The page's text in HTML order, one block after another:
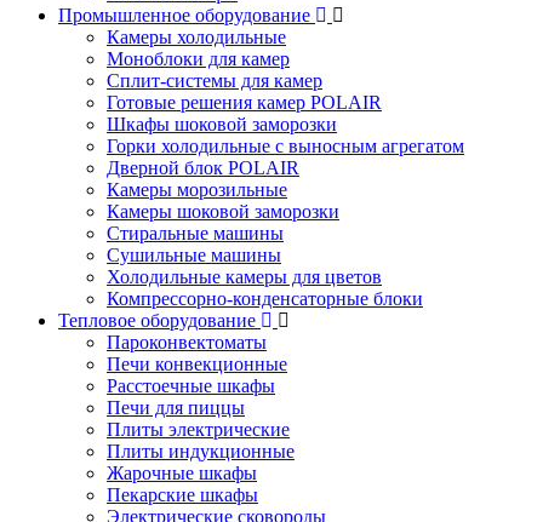
Промышленное оборудование
Камеры холодильные
Моноблоки для камер
Сплит-системы для камер
Готовые решения камер POLAIR
Шкафы шоковой заморозки
Горки холодильные с выносным агрегатом
Дверной блок POLAIR
Камеры морозильные
Камеры шоковой заморозки
Стиральные машины
Сушильные машины
Холодильные камеры для цветов
Компрессорно-конденсаторные блоки
Тепловое оборудование
Пароконвектоматы
Печи конвекционные
Расстоечные шкафы
Печи для пиццы
Плиты электрические
Плиты индукционные
Жарочные шкафы
Пекарские шкафы
Электрические сковороды